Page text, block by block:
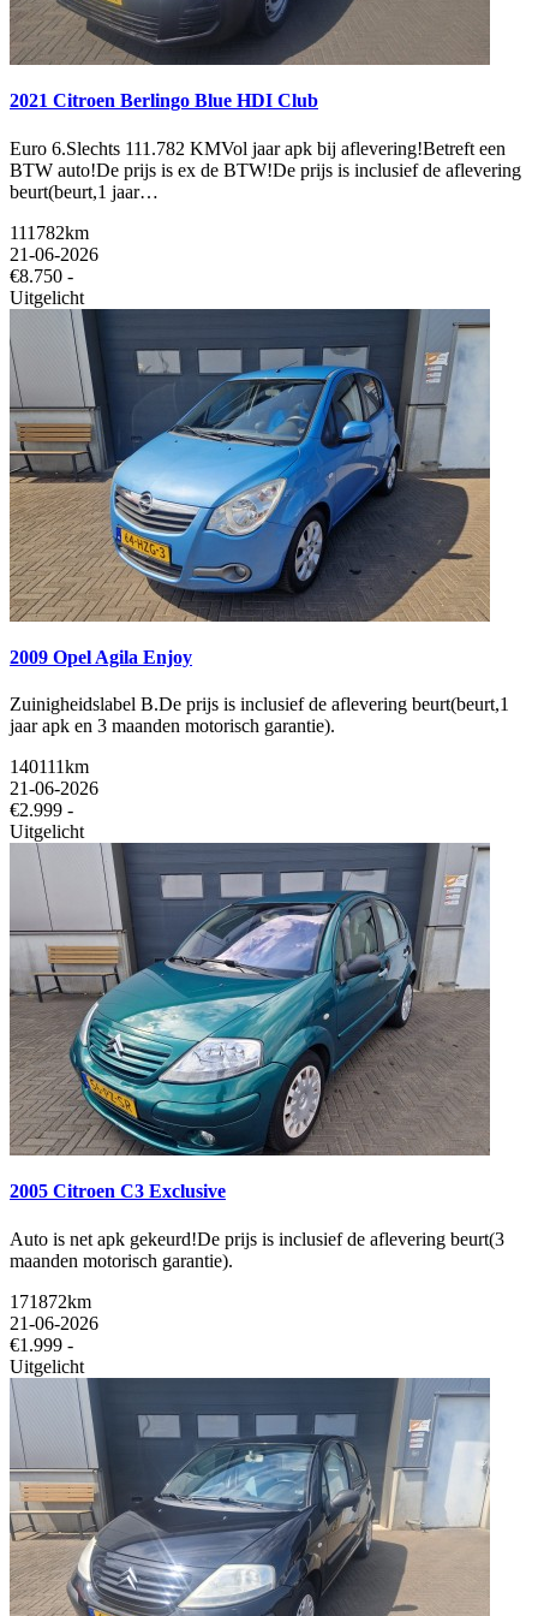
2021 Citroen Berlingo Blue HDI Club
Euro 6.Slechts 111.782 KMVol jaar apk bij aflevering!Betreft een
BTW auto!De prijs is ex de BTW!De prijs is inclusief de aflevering
beurt(beurt,1 jaar…
111782km
21-06-2026
€8.750 -
Uitgelicht
2009 Opel Agila Enjoy
Zuinigheidslabel B.De prijs is inclusief de aflevering beurt(beurt,1
jaar apk en 3 maanden motorisch garantie).
140111km
21-06-2026
€2.999 -
Uitgelicht
2005 Citroen C3 Exclusive
Auto is net apk gekeurd!De prijs is inclusief de aflevering beurt(3
maanden motorisch garantie).
171872km
21-06-2026
€1.999 -
Uitgelicht